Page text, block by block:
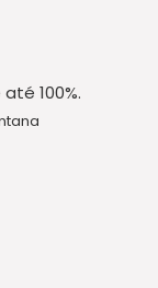
100%.